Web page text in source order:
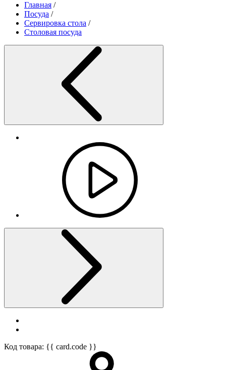
Главная /
Посуда /
Сервировка стола /
Столовая посуда
Код товара: {{ card.code }}